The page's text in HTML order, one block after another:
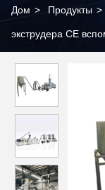
Дом > Продукты >
экструдера CE
пеллетки